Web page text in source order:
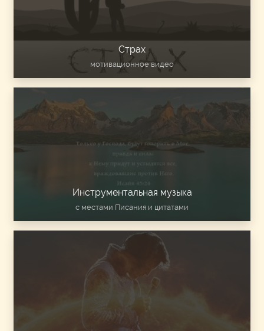
Страх
мотивационное видео
Инструментальная музыка
с местами Писания и цитатами